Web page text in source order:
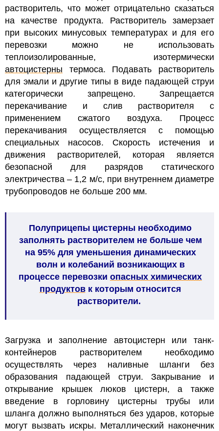
растворитель, что может отрицательно сказаться
на качестве продукта. Растворитель замерзает
при высоких минусовых температурах и для его
перевозки можно не использовать
теплоизолированные, изотермически
автоцистерны термоса. Подавать растворитель
для эмали и другие типы в виде падающей струи
категорически запрещено. Запрещается
перекачивание и слив растворителя с
применением сжатого воздуха. Процесс
перекачивания осуществляется с помощью
специальных насосов. Скорость истечения и
движения растворителей, которая является
безопасной для разрядов статического
электричества – 1,2 м/с, при внутреннем диаметре
трубопроводов не больше 200 мм.
Полуприцепы цистерны необходимо
заполнять растворителем не больше чем
на 95% для уменьшения динамических
волн и колебаний возникающих в
процессе перевозки опасных химических
продуктовк которым относится
растворители.
Загрузка и заполнение автоцистерн или танк-
контейнеров растворителем необходимо
осуществлять через наливные шланги без
образования падающей струи. Закрывание и
открывание крышек люков цистерн, а также
введение в горловину цистерны трубы или
шланга должно выполняться без ударов, которые
могут вызвать искры. Металлический наконечник